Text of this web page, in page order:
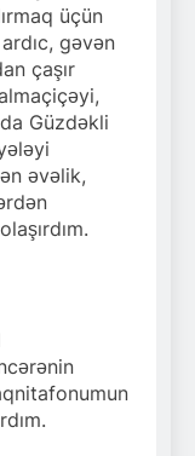
üçün
gəvən
çaşır
Güzdəkli
əvəlik,